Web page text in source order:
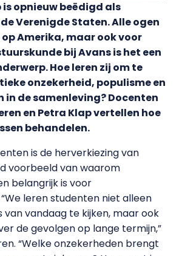
opnieuw beëdigd als
Verenigde Staten. Alle ogen
Amerika, maar ook voor
bij Avans is het een
Hoe leren zij om te
onzekerheid, populisme en
in de samenleving? Docenten
en Petra Klap vertellen hoe
behandelen.
is de herverkiezing van
voorbeeld van waarom
belangrijk is voor
leren studenten niet alleen
van vandaag te kijken, maar ook
de gevolgen op lange termijn,”
“Welke onzekerheden brengt